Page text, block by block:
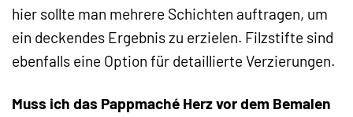
hier sollte man mehrere Schichten auftragen, um
ein deckendes Ergebnis zu erzielen. Filzstifte sind
ebenfalls eine Option für detaillierte Verzierungen.
Muss ich das Pappmaché Herz vor dem Bemalen